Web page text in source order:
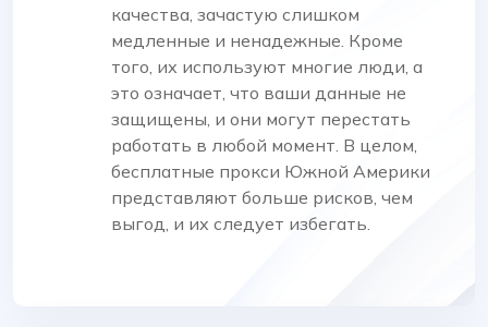
качества, зачастую слишком
медленные и ненадежные. Кроме
того, их используют многие люди, а
это означает, что ваши данные не
защищены, и они могут перестать
работать в любой момент. В целом,
бесплатные прокси Южной Америки
представляют больше рисков, чем
выгод, и их следует избегать.